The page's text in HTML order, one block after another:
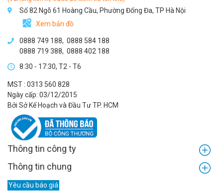
Số 82 Ngõ 61 Hoàng Cầu, Phường Đống Đa, TP Hà Nội
Xem bản đồ
0888 749 188, 0888 584 188
0888 719 388, 0888 402 188
8:30 - 17:30, T2 - T6
MST : 0313 560 828
Ngày cấp: 03/12/2015
Bởi Sở Kế Hoạch và Đầu Tư TP. HCM
Thông tin công ty
Thông tin chung
Yêu cầu báo giá